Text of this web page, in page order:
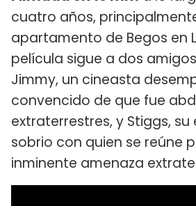
cuatro años,
apartamento de Begos en
película sigue a dos
Jimmy, un cineasta
convencido de que fue
extraterrestres, y Stiggs,
sobrio con quien se reúne
inminente amenaza